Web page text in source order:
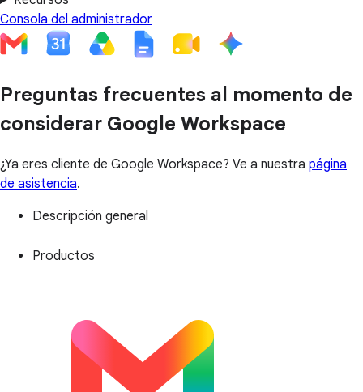
Consola del administrador
Preguntas frecuentes al momento de
considerar Google Workspace
¿Ya eres cliente de Google Workspace? Ve a nuestra página
de asistencia.
Descripción general
Productos